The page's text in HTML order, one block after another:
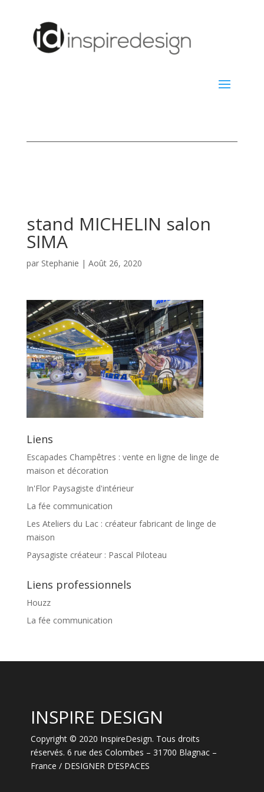
stand MICHELIN salon
SIMA
par Stephanie | Août 26, 2020
Liens
Escapades Champêtres : vente en ligne de linge de
maison et décoration
In'Flor Paysagiste d'intérieur
La fée communication
Les Ateliers du Lac : créateur fabricant de linge de
maison
Paysagiste créateur : Pascal Piloteau
Liens professionnels
Houzz
La fée communication
INSPIRE DESIGN
Copyright © 2020 InspireDesign. Tous droits
réservés. 6 rue des Colombes – 31700 Blagnac –
France / DESIGNER D’ESPACES